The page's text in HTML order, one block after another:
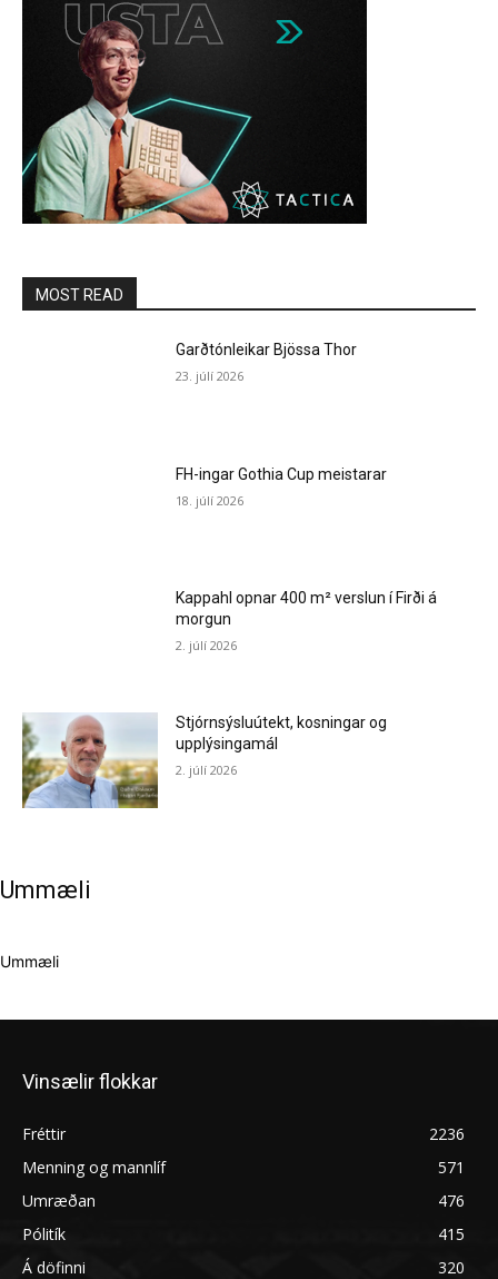
MOST READ
Garðtónleikar Bjössa Thor
23. júlí 2026
FH-ingar Gothia Cup meistarar
18. júlí 2026
Kappahl opnar 400 m² verslun í Firði á
morgun
2. júlí 2026
Stjórnsýsluútekt, kosningar og
upplýsingamál
2. júlí 2026
Ummæli
Ummæli
Vinsælir flokkar
Fréttir
2236
Menning og mannlíf
571
Umræðan
476
Pólitík
415
Á döfinni
320